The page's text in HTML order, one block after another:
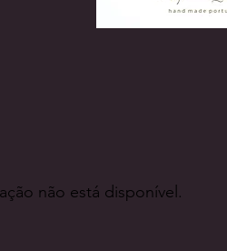
não está disponível.